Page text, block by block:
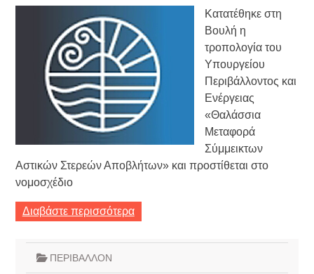
Κατατέθηκε στη
Βουλή η
τροπολογία του
Υπουργείου
Περιβάλλοντος και
Ενέργειας
«Θαλάσσια
Μεταφορά
Σύμμεικτων
Αστικών Στερεών Αποβλήτων» και προστίθεται στο
νομοσχέδιο
Διαβάστε περισσότερα
ΠΕΡΙΒΑΛΛΟΝ